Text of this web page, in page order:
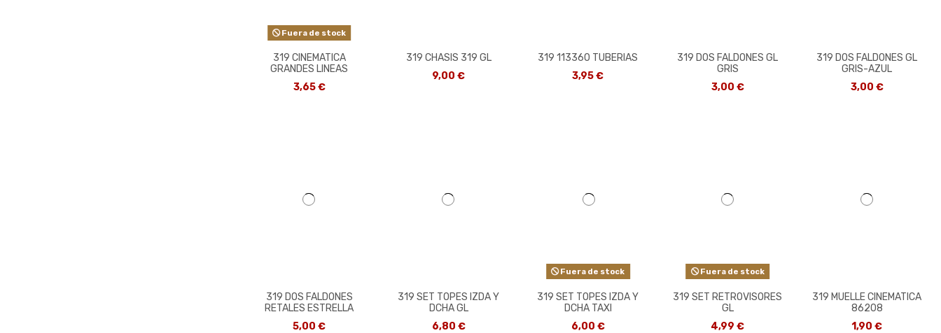
Fuera de stock
319 CINEMATICA
GRANDES LINEAS
3,65 €
319 CHASIS 319 GL
9,00 €
319 113360 TUBERIAS
3,95 €
319 DOS FALDONES GL
GRIS
3,00 €
319 DOS FALDONES GL
GRIS-AZUL
3,00 €
319 DOS FALDONES
RETALES ESTRELLA
5,00 €
319 SET TOPES IZDA Y
DCHA GL
6,80 €
Fuera de stock
319 SET TOPES IZDA Y
DCHA TAXI
6,00 €
Fuera de stock
319 SET RETROVISORES
GL
4,99 €
319 MUELLE CINEMATICA
86208
1,90 €